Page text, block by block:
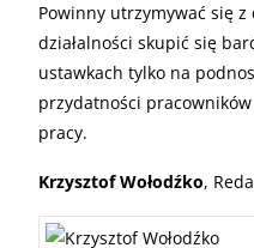
Powinny utrzymywać się
działalności skupić się
ustawkach tylko na
przydatności
pracy.
Krzysztof Wołodźko,